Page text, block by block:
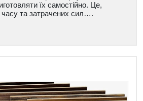
їх самостійно. Це,
часу та затрачених сил….